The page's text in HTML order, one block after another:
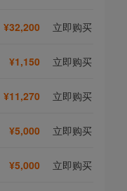
¥32,200 立即购买
¥1,150 立即购买
¥11,270 立即购买
¥5,000 立即购买
¥5,000 立即购买